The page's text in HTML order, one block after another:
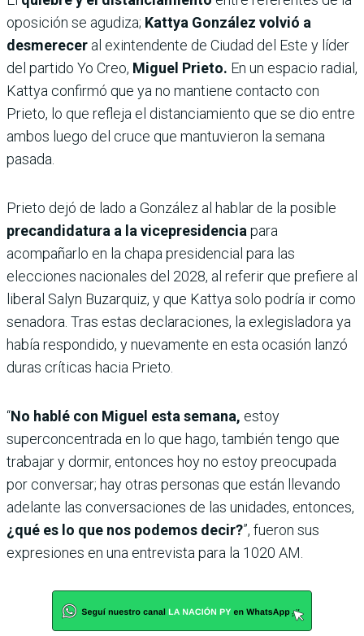
oposición se agudiza; Kattya González volvió a
desmerecer al exintendente de Ciudad del Este y líder
del partido Yo Creo, Miguel Prieto. En un espacio radial,
Kattya confirmó que ya no mantiene contacto con
Prieto, lo que refleja el distanciamiento que se dio entre
ambos luego del cruce que mantuvieron la semana
pasada.
Prieto dejó de lado a González al hablar de la posible
precandidatura a la vicepresidencia para
acompañarlo en la chapa presidencial para las
elecciones nacionales del 2028, al referir que prefiere al
liberal Salyn Buzarquiz, y que Kattya solo podría ir como
senadora. Tras estas declaraciones, la exlegisladora ya
había respondido, y nuevamente en esta ocasión lanzó
duras críticas hacia Prieto.
“No hablé con Miguel esta semana, estoy
superconcentrada en lo que hago, también tengo que
trabajar y dormir, entonces hoy no estoy preocupada
por conversar; hay otras personas que están llevando
adelante las conversaciones de las unidades, entonces,
¿qué es lo que nos podemos decir?”, fueron sus
expresiones en una entrevista para la 1020 AM.